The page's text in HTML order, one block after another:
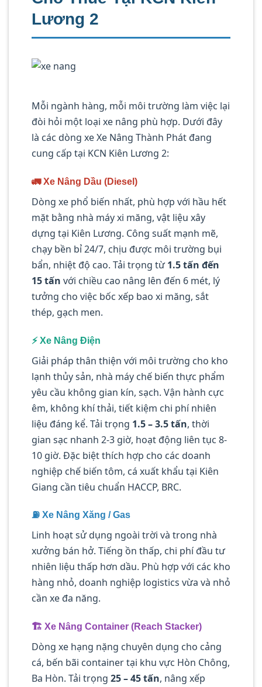
Lương 2
Mỗi ngành hàng, mỗi môi trường làm việc lại
đòi hỏi một loại xe nâng phù hợp. Dưới đây
là các dòng xe Xe Nâng Thành Phát đang
cung cấp tại KCN Kiên Lương 2:
🚛 Xe Nâng Dầu (Diesel)
Dòng xe phổ biến nhất, phù hợp với hầu hết
mặt bằng nhà máy xi măng, vật liệu xây
dựng tại Kiên Lương. Công suất mạnh mẽ,
chạy bền bỉ 24/7, chịu được môi trường bụi
bẩn, nhiệt độ cao. Tải trọng từ1.5 tấn đến
15 tấn với chiều cao nâng lên đến 6 mét, lý
tưởng cho việc bốc xếp bao xi măng, sắt
thép, gạch men.
⚡ Xe Nâng Điện
Giải pháp thân thiện với môi trường cho kho
lạnh thủy sản, nhà máy chế biến thực phẩm
yêu cầu không gian kín, sạch. Vận hành cực
êm, không khí thải, tiết kiệm chi phí nhiên
liệu đáng kể. Tải trọng 1.5 – 3.5 tấn, thời
gian sạc nhanh 2-3 giờ, hoạt động liên tục 8-
10 giờ. Đặc biệt thích hợp cho các doanh
nghiệp chế biến tôm, cá xuất khẩu tại Kiên
Giang cần tiêu chuẩn HACCP, BRC.
⛽ Xe Nâng Xăng / Gas
Linh hoạt sử dụng ngoài trời và trong nhà
xưởng bán hở. Tiếng ồn thấp, chi phí đầu tư
nhiên liệu thấp hơn dầu. Phù hợp với các kho
hàng nhỏ, doanh nghiệp logistics vừa và nhỏ
cần xe đa năng.
🏗️ Xe Nâng Container (Reach Stacker)
Dòng xe hạng nặng chuyên dụng cho cảng
cá, bến bãi container tại khu vực Hòn Chông,
Ba Hòn. Tải trọng 25 – 45 tấn, nâng xếp